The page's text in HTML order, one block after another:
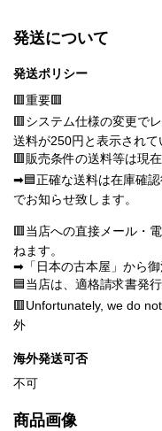
発送について
発送ポリシー
🟥重要🟥
🟥システム仕様の変更で
送料が250円と表示されて
🟥販売条件の送料等は現
➡🟦正確な送料は在庫確
でお知らせ致します。
🟥当店への直接メール・
ねます。
➡「日本の古本屋」から御
🟦当店は、適格請求書発
🟥Unfortunately, we do
外
海外発送可否
不可
商品画像